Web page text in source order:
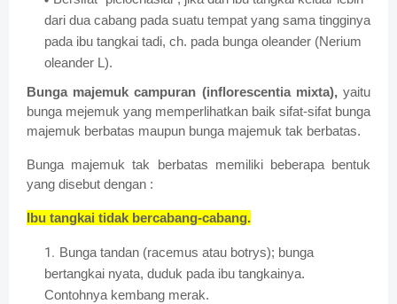
dari dua cabang pada suatu tempat yang sama tingginya
pada ibu tangkai tadi, ch. pada bunga oleander (Nerium
oleander L).
Bunga majemuk campuran (inflorescentia mixta),yaitu
bunga mejemuk yang memperlihatkan baik sifat-sifat bunga
majemuk berbatas maupun bunga majemuk tak berbatas.
Bunga majemuk tak berbatas memiliki beberapa bentuk
yang disebut dengan :
Ibu tangkai tidak bercabang-cabang.
Bunga tandan (racemus atau botrys); bunga
bertangkai nyata, duduk pada ibu tangkainya.
Contohnya kembang merak.